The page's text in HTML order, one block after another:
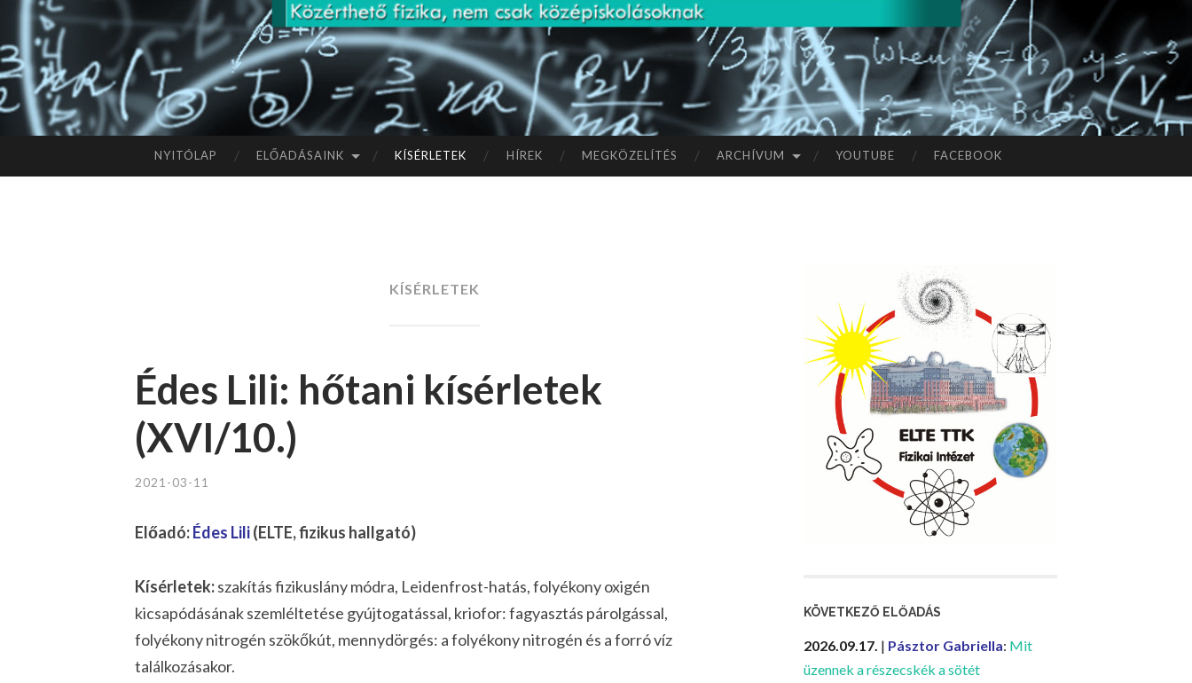
OM
OK
TÓ
L A
az ELTE
Természettudományi
Kar Fizikai
Intézetében
A
NYITÓLAP ELŐADÁSAINK KÍSÉRLETEK HÍREK MEGKÖZELÍTÉS ARCHÍVUM YOUTUBE FACEBOOK
KÍSÉRLETEK
Édes Lili: hőtani kísérletek
(XVI/10.)
2021-03-11
Előadó:Édes Lili(ELTE, fizikus hallgató)
Kísérletek:szakítás fizikuslány módra, Leidenfrost-hatás, folyékony oxigén
kicsapódásának szemléltetése gyújtogatással, kriofor: fagyasztás párolgással,
folyékony nitrogén szökőkút, mennydörgés: a folyékony nitrogén és a forró víz
találkozásakor.
KÖVETKEZŐ ELŐADÁS
2026.09.17. | Pásztor Gabriella: Mit
üzennek a részecskék a sötét